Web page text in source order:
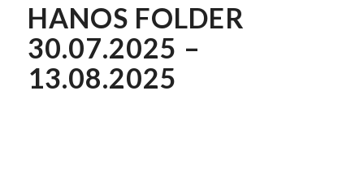
HANOS FOLDER
30.07.2025 –
13.08.2025